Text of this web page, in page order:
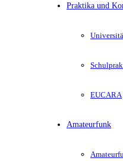
Praktika und
EUCARA
Amateurfunk